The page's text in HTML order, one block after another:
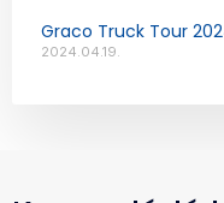
Graco Truck Tour
2024.04.19.